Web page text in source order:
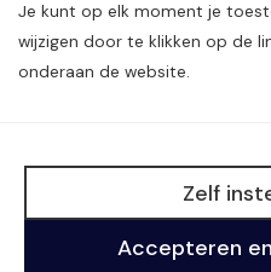
BTW: NL804984980B01
Je kunt op elk moment je
wijzigen door te klikken op de
onderaan de website.
Zelf
Accepteren